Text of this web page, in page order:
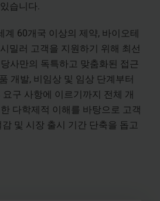
습니다.
계 60개국 이상의 제약, 바이오테
밀러 고객을 지원하기 위해 최선
사만의 독특하고 맞춤화된 접근
개발, 비임상 및 임상 단계부터
구 사항에 이르기까지 전체 개
다학제적 이해를 바탕으로 고객
및 시장 출시 기간 단축을 돕고